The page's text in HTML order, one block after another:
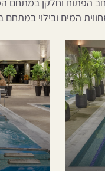
הפתוח וחלקן במתחם
המים ובילוי